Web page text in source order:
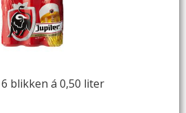
blikken á 0,50 liter